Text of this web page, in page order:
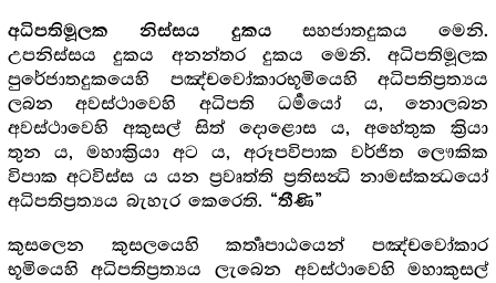
අධිපතිමූලක නිස්සය දුකය සහජාතදුකය මෙනි.
උපනිස්සය දුකය අනන්තර දුකය මෙනි. අධිපතිමූලක
පුරේජාතදුකයෙහි පඤ්චවෝකාරභූමියෙහි අධිපතිප්‍රත්‍යය
ලබන අවස්ථාවෙහි අධිපති ධර්‍මයෝ ය, නොලබන
අවස්ථාවෙහි අකුසල් සිත් දොළොස ය, අහේතුක ක්‍රියා
තුන ය, මහාක්‍රියා අට ය, අරූපවිපාක වර්ජිත ලෞකික
විපාක අටවිස්ස ය යන ප්‍රවෘත්ති ප්‍රතිසන්‍ධි නාමස්කන්‍ධයෝ
අධිපතිප්‍රත්‍යය බැහැර කෙරෙති. “තීණි”
කුසලෙන කුසලයෙහි කර්‍තෘපාඨයෙන් පඤ්චවෝකාර
භූමියෙහි අධිපතිප්‍රත්‍යය ලැබෙන අවස්ථාවෙහි මහාකුසල්